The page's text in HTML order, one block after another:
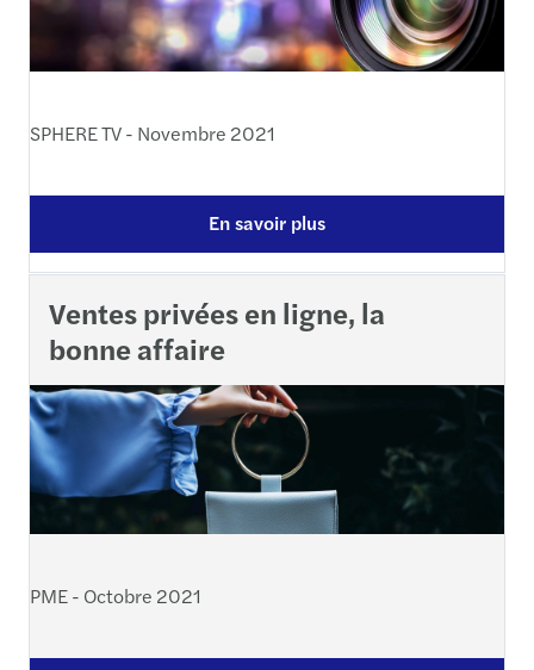
SPHERE TV - Novembre 2021
En savoir plus
Ventes privées en ligne, la
bonne affaire
PME - Octobre 2021